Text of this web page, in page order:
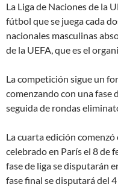
La Liga de Naciones de la
fútbol que se juega cada
nacionales masculinas
de la UEFA, que es el
La competición sigue un
comenzando con una fase
seguida de rondas
La cuarta edición
celebrado en París el 8 de
fase de liga se disputarán
fase final se disputará del